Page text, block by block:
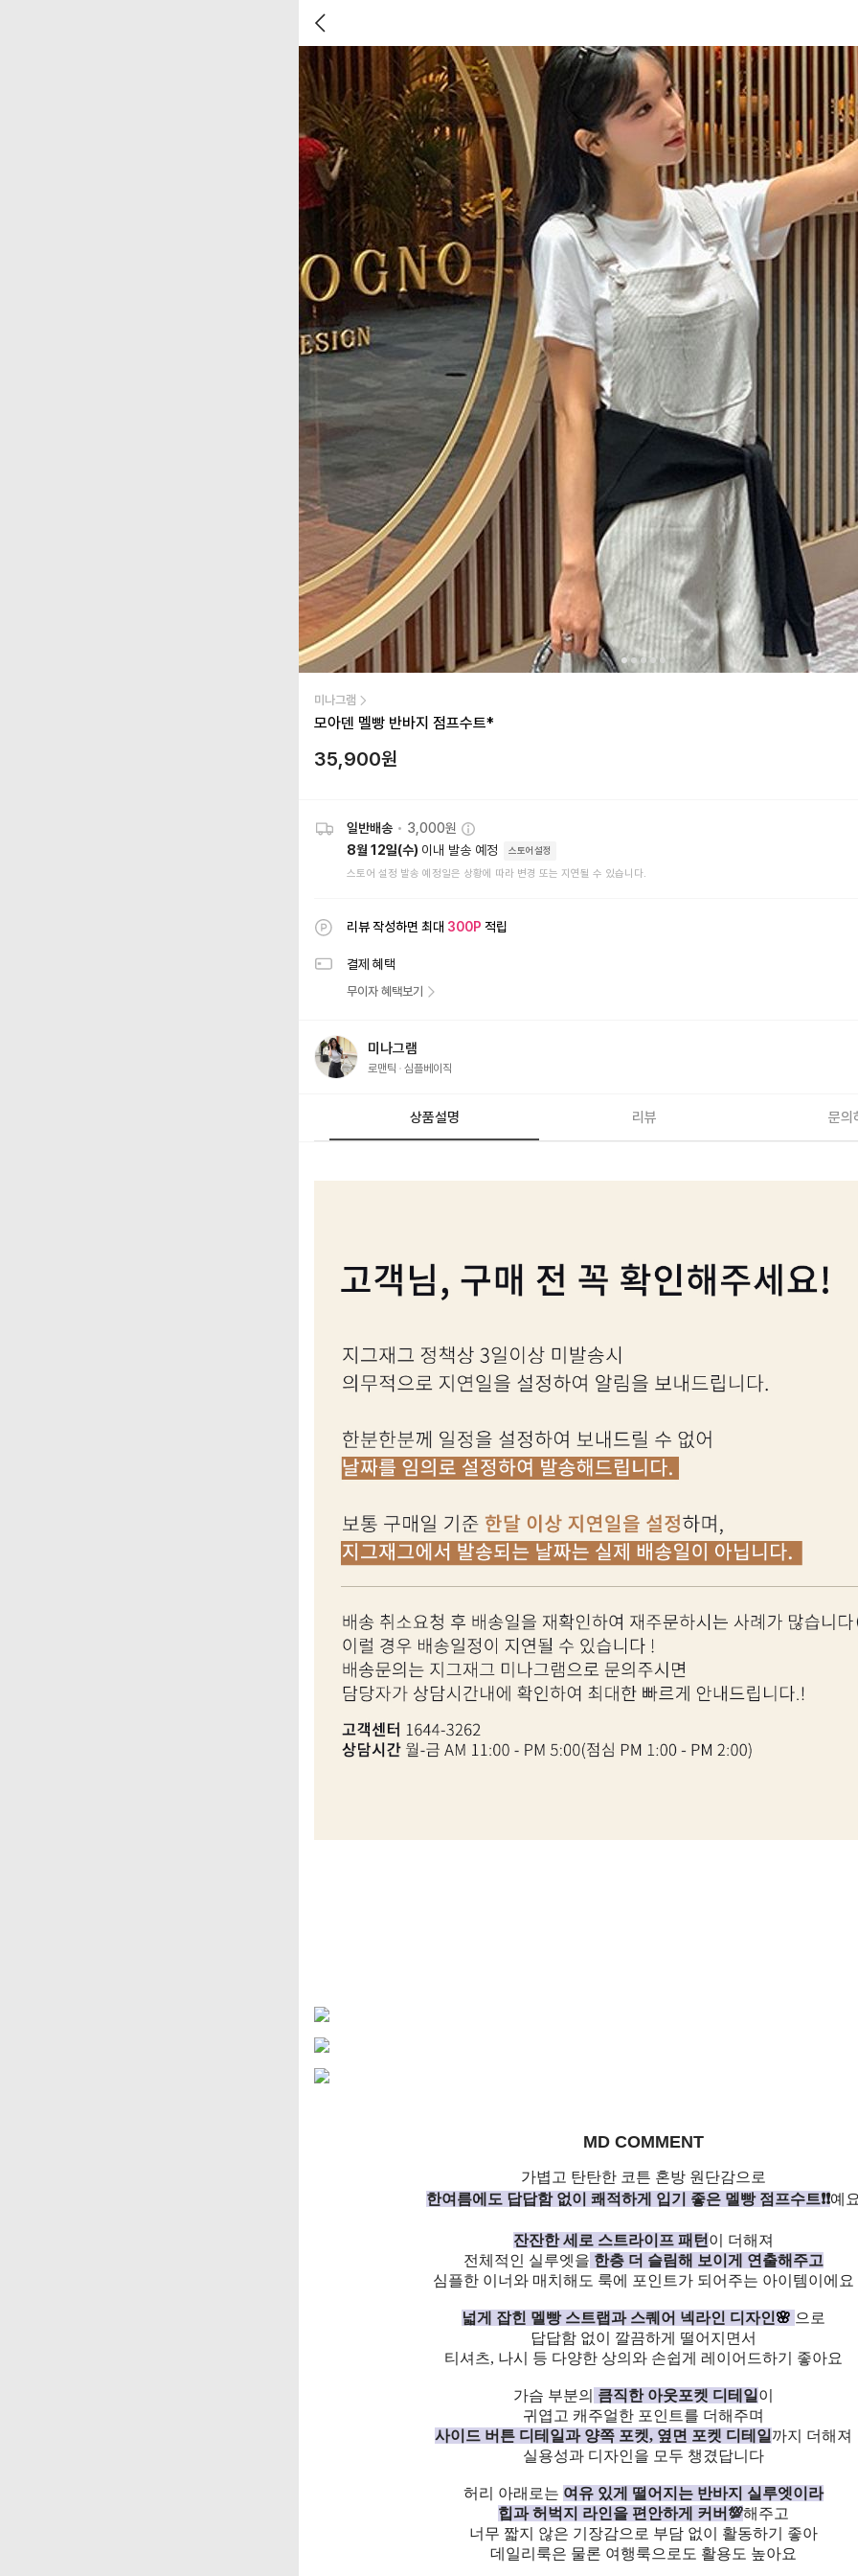
미나그램
모아덴 멜빵 반바지 점프수트*
35,900원
일반배송 • 3,000원
8월 12일(수) 이내 발송 예정 스토어설정
스토어 설정 발송 예정일은 상황에 따라 변경 또는 지연될 수 있습니다.
리뷰 작성하면 최대 300P 적립
결제 혜택
무이자 혜택보기
미나그램
로맨틱 심플베이직
상품설명 리뷰 문의
MD COMMENT
가볍고 탄탄한 코튼 혼방 원단감으로
한여름에도 답답함 없이 쾌적하게 입기 좋은 멜빵 점프수트❗❗예
잔잔한 세로 스트라이프 패턴 이 더해져
전체적인 실루엣을 한층 더 슬림해 보이게 연출해주고
심플한 이너와 매치해도 룩에 포인트가 되어주는 아이템이에요
넓게 잡힌 멜빵 스트랩과 스퀘어 넥라인 디자인🌸 으로
답답함 없이 깔끔하게 떨어지면서
티셔츠, 나시 등 다양한 상의와 손쉽게 레이어드하기 좋아요
가슴 부분의 큼직한 아웃포켓 디테일 이
귀엽고 캐주얼한 포인트를 더해주며
사이드 버튼 디테일과 양쪽 포켓, 옆면 포켓 디테일 까지 더해져
실용성과 디자인을 모두 챙겼답니다
허리 아래로는 여유 있게 떨어지는 반바지 실루엣이라
힙과 허벅지 라인을 편안하게 커버💯해주고
너무 짧지 않은 기장감으로 부담 없이 활동하기 좋아
데일리룩은 물론 여행룩으로도 활용도 높아요